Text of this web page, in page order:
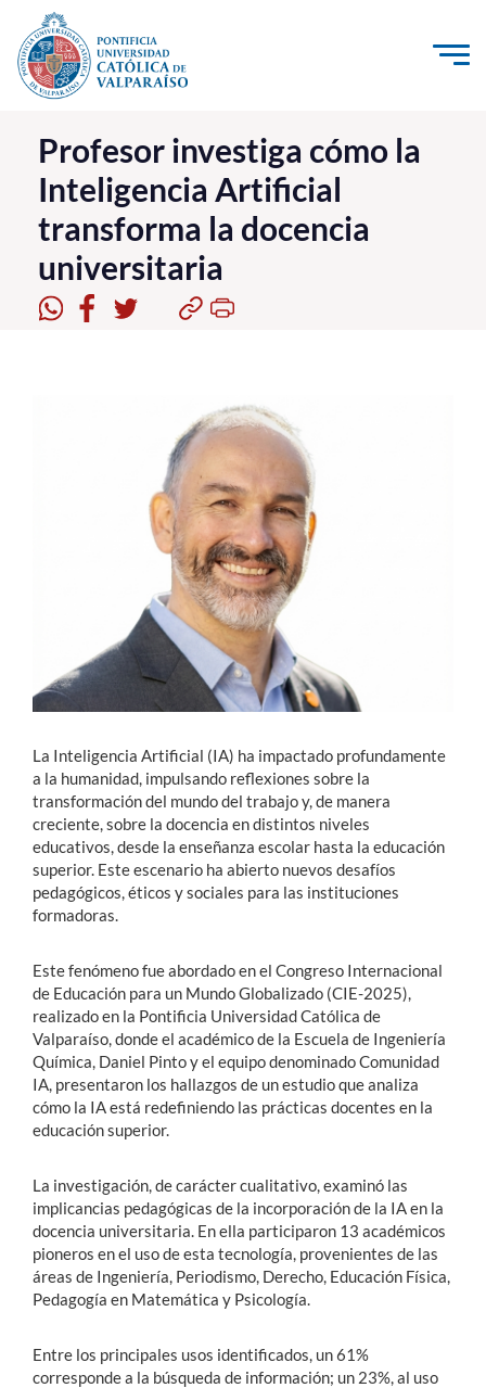
Click acá para ir directamente al contenido
La Universidad
Investigación, Creación e Innovación
PUCV Internacional
Vinculación con el Medio
Formación Continua
Alumni
English
Profesor investiga cómo la
Inteligencia Artificial
transforma la docencia
universitaria
La Inteligencia Artificial (IA) ha impactado profundamente
a la humanidad, impulsando reflexiones sobre la
transformación del mundo del trabajo y, de manera
creciente, sobre la docencia en distintos niveles
educativos, desde la enseñanza escolar hasta la educación
superior. Este escenario ha abierto nuevos desafíos
pedagógicos, éticos y sociales para las instituciones
formadoras.
Este fenómeno fue abordado en el Congreso Internacional
de Educación para un Mundo Globalizado (CIE-2025),
realizado en la Pontificia Universidad Católica de
Valparaíso, donde el académico de la Escuela de Ingeniería
Química, Daniel Pinto y el equipo denominado Comunidad
IA, presentaron los hallazgos de un estudio que analiza
cómo la IA está redefiniendo las prácticas docentes en la
educación superior.
La investigación, de carácter cualitativo, examinó las
implicancias pedagógicas de la incorporación de la IA en la
docencia universitaria. En ella participaron 13 académicos
pioneros en el uso de esta tecnología, provenientes de las
áreas de Ingeniería, Periodismo, Derecho, Educación Física,
Pedagogía en Matemática y Psicología.
Entre los principales usos identificados, un 61%
corresponde a la búsqueda de información; un 23%, al uso